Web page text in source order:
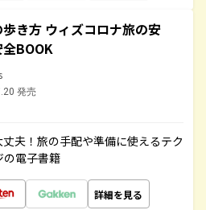
き方 ウィズコロナ旅の安
BOOK
発売
夫！旅の手配や準備に使えるテク
の電子書籍
詳細を見る